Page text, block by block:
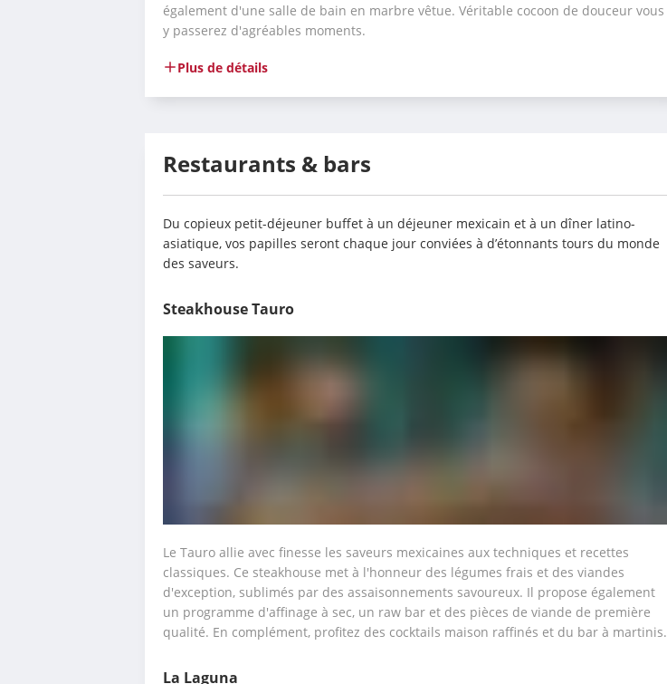
également d'une salle de bain en marbre vêtue. Véritable cocoon de douceur vous
y passerez d'agréables moments.
Plus de détails
Restaurants & bars
Du copieux petit-déjeuner buffet à un déjeuner mexicain et à un dîner latino-
asiatique, vos papilles seront chaque jour conviées à d’étonnants tours du monde
des saveurs.
Steakhouse Tauro
Le Tauro allie avec finesse les saveurs mexicaines aux techniques et recettes
classiques. Ce steakhouse met à l'honneur des légumes frais et des viandes
d'exception, sublimés par des assaisonnements savoureux. Il propose également
un programme d'affinage à sec, un raw bar et des pièces de viande de première
qualité. En complément, profitez des cocktails maison raffinés et du bar à martinis.
La Laguna